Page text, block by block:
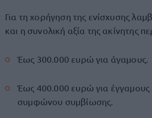
Για τη χορήγηση της ενίσχυσης
και η συνολική αξία της ακίνητης
Έως 300.000 ευρώ για άγαμους.
Έως 400.000 ευρώ για έγγαμους
συμφώνου συμβίωσης.